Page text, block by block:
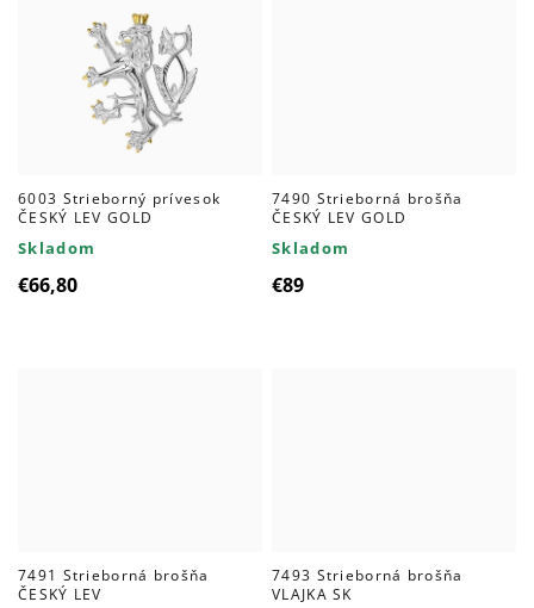
6003 Strieborný prívesok
ČESKÝ LEV GOLD
Skladom
€66,80
7490 Strieborná brošňa
ČESKÝ LEV GOLD
Skladom
€89
7491 Strieborná brošňa
ČESKÝ LEV
7493 Strieborná brošňa
VLAJKA SK